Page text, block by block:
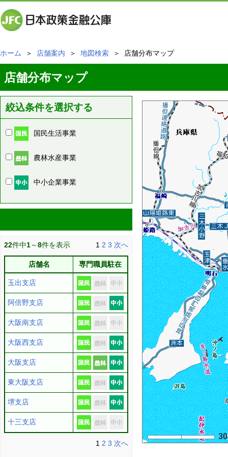
ホーム ＞ 店舗案内 ＞ 地図検索 ＞ 店舗分布マップ
店舗分布マップ
絞込条件を選択する
国民生活事業
農林水産事業
中小企業事業
22件中1～8件を表示 1 2 3 次へ
店舗名 専門職員駐在
玉出支店
阿倍野支店
大阪南支店
大阪西支店
大阪支店
東大阪支店
堺支店
十三支店
1 2 3 次へ